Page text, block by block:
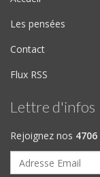
Les pensées
Contact
Flux RSS
Lettre d'infos
Rejoignez nos 4706